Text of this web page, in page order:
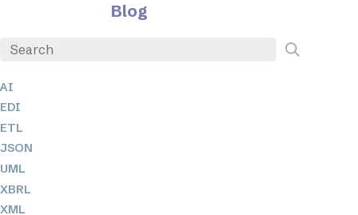
Blog
AI
EDI
ETL
JSON
UML
XBRL
XML